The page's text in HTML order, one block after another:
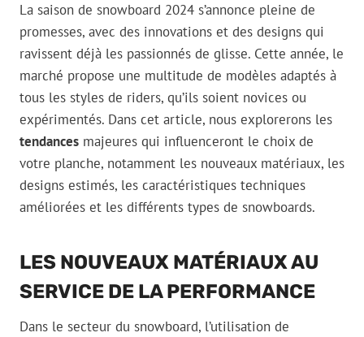
La saison de snowboard 2024 s’annonce pleine de
promesses, avec des innovations et des designs qui
ravissent déjà les passionnés de glisse. Cette année, le
marché propose une multitude de modèles adaptés à
tous les styles de riders, qu’ils soient novices ou
expérimentés. Dans cet article, nous explorerons les
tendances majeures qui influenceront le choix de
votre planche, notamment les nouveaux matériaux, les
designs estimés, les caractéristiques techniques
améliorées et les différents types de snowboards.
LES NOUVEAUX MATÉRIAUX AU
SERVICE DE LA PERFORMANCE
Dans le secteur du snowboard, l’utilisation de